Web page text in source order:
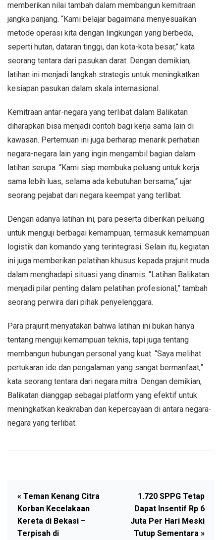
memberikan nilai tambah dalam membangun kemitraan
jangka panjang. “Kami belajar bagaimana menyesuaikan
metode operasi kita dengan lingkungan yang berbeda,
seperti hutan, dataran tinggi, dan kota-kota besar,” kata
seorang tentara dari pasukan darat. Dengan demikian,
latihan ini menjadi langkah strategis untuk meningkatkan
kesiapan pasukan dalam skala internasional.
Kemitraan antar-negara yang terlibat dalam Balikatan
diharapkan bisa menjadi contoh bagi kerja sama lain di
kawasan. Pertemuan ini juga berharap menarik perhatian
negara-negara lain yang ingin mengambil bagian dalam
latihan serupa. “Kami siap membuka peluang untuk kerja
sama lebih luas, selama ada kebutuhan bersama,” ujar
seorang pejabat dari negara keempat yang terlibat.
Dengan adanya latihan ini, para peserta diberikan peluang
untuk menguji berbagai kemampuan, termasuk kemampuan
logistik dan komando yang terintegrasi. Selain itu, kegiatan
ini juga memberikan pelatihan khusus kepada prajurit muda
dalam menghadapi situasi yang dinamis. “Latihan Balikatan
menjadi pilar penting dalam pelatihan profesional,” tambah
seorang perwira dari pihak penyelenggara.
Para prajurit menyatakan bahwa latihan ini bukan hanya
tentang menguji kemampuan teknis, tapi juga tentang
membangun hubungan personal yang kuat. “Saya melihat
pertukaran ide dan pengalaman yang sangat bermanfaat,”
kata seorang tentara dari negara mitra. Dengan demikian,
Balikatan dianggap sebagai platform yang efektif untuk
meningkatkan keakraban dan kepercayaan di antara negara-
negara yang terlibat.
« Teman Kenang Citra
Korban Kecelakaan
Kereta di Bekasi –
Terpisah di
1.720 SPPG Tetap
Dapat Insentif Rp 6
Juta Per Hari Meski
Tutup Sementara »